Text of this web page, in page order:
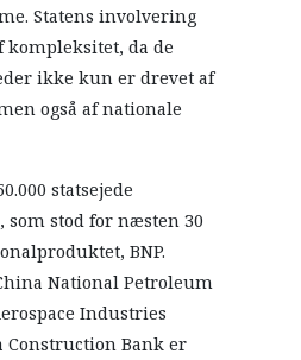
Statens involvering
da de
ikke kun er drevet af
også af nationale
statsejede
stod for næsten 30
BNP.
National Petroleum
Industries
Construction Bank er